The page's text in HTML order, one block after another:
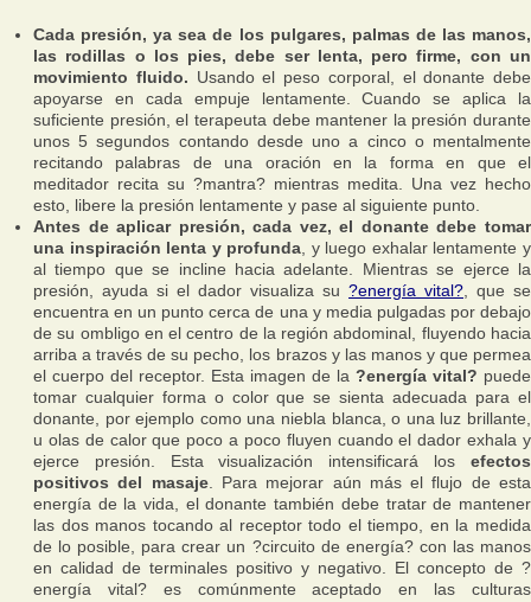
Cada presión, ya sea de los pulgares, palmas de las manos,
las rodillas o los pies, debe ser lenta, pero firme, con un
movimiento fluido. Usando el peso corporal, el donante debe
apoyarse en cada empuje lentamente. Cuando se aplica la
suficiente presión, el terapeuta debe mantener la presión durante
unos 5 segundos contando desde uno a cinco o mentalmente
recitando palabras de una oración en la forma en que el
meditador recita su ?mantra? mientras medita. Una vez hecho
esto, libere la presión lentamente y pase al siguiente punto.
Antes de aplicar presión, cada vez, el donante debe tomar
una inspiración lenta y profunda , y luego exhalar lentamente y
al tiempo que se incline hacia adelante. Mientras se ejerce la
presión, ayuda si el dador visualiza su ?energía vital? , que se
encuentra en un punto cerca de una y media pulgadas por debajo
de su ombligo en el centro de la región abdominal, fluyendo hacia
arriba a través de su pecho, los brazos y las manos y que permea
el cuerpo del receptor. Esta imagen de la ?energía vital? puede
tomar cualquier forma o color que se sienta adecuada para el
donante, por ejemplo como una niebla blanca, o una luz brillante,
u olas de calor que poco a poco fluyen cuando el dador exhala y
ejerce presión. Esta visualización intensificará los efectos
positivos del masaje. Para mejorar aún más el flujo de esta
energía de la vida, el donante también debe tratar de mantener
las dos manos tocando al receptor todo el tiempo, en la medida
de lo posible, para crear un ?circuito de energía? con las manos
en calidad de terminales positivo y negativo. El concepto de ?
energía vital? es comúnmente aceptado en las culturas